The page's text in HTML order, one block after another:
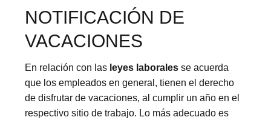
NOTIFICACIÓN DE
VACACIONES
En relación con las leyes laborales se acuerda
que los empleados en general, tienen el derecho
de disfrutar de vacaciones, al cumplir un año en el
respectivo sitio de trabajo. Lo más adecuado es